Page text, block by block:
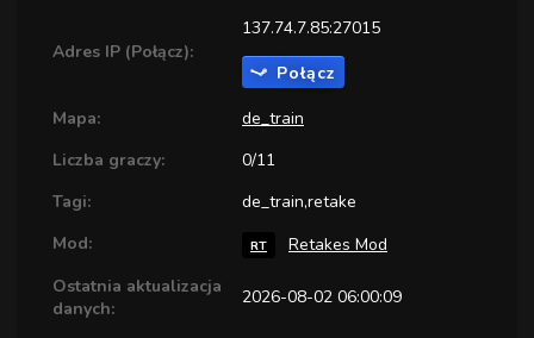
Adres IP (Połącz):
137.74.7.85:27015
Połącz
Mapa:
de_train
Liczba graczy:
0/11
Tagi:
de_train,retake
Mod:
RT
Retakes Mod
Ostatnia aktualizacja
danych:
2026-08-02 06:00:09